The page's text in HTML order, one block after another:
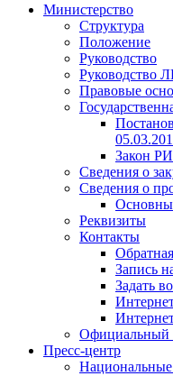
Министерство
Структура
Положение
Руководство
Руководство
Правовые
Закон
Сведения о
Сведения о
Реквизиты
Контакты
Запись
Задать
Официальный
Пресс-центр
Национальные